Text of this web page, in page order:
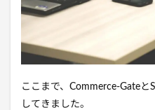
ここまで、Commerce-Gate
してきました。